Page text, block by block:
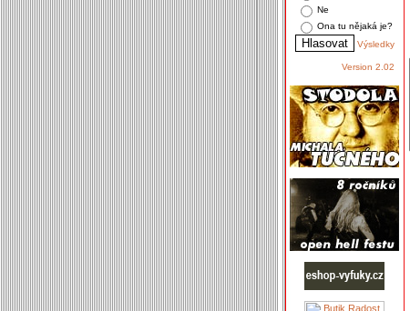
Ne
Ona tu nějaká je?
Výsledky
Version 2.02